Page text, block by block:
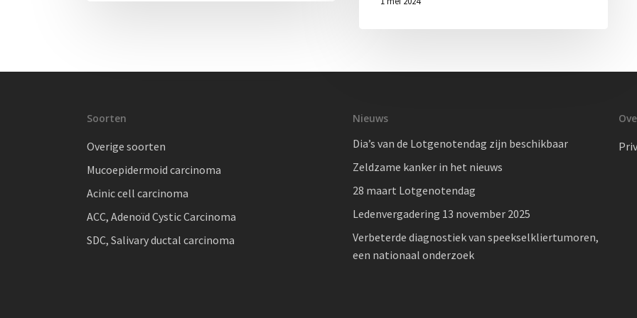
Soorten
Overige soorten
Mucoepidermoid carcinoma
Acinic cell carcinoma
ACC, Adenoïd Cystic Carcinoma
SDC, Salivary ductal carcinoma
Nieuws
Dia’s van de Lotgenotendag zijn beschikbaar
Zeldzame kanker in het nieuws
28 maart Lotgenotendag
Ledenvergadering 13 november 2025
Verbeterde diagnostiek van speekselkliertumoren,
een nationaal onderzoek